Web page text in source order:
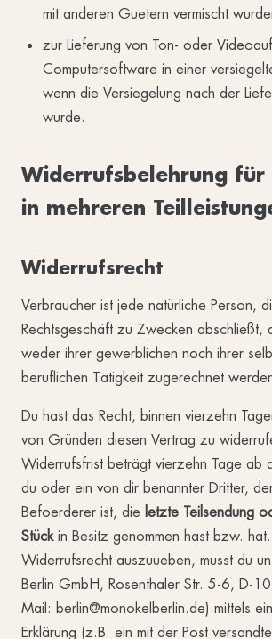
mit anderen Guetern vermischt
zur Lieferung von Ton- oder
Computersoftware in einer
wenn die Versiegelung nach der
wurde.
Widerrufsbelehrung für
in mehreren
Widerrufsrecht
Verbraucher ist jede natürliche Person,
Rechtsgeschäft zu Zwecken abschließt,
weder ihrer gewerblichen noch ihrer
beruflichen Tätigkeit zugerechnet
Du hast das Recht, binnen vierzehn
von Gründen diesen Vertrag zu
Widerrufsfrist beträgt vierzehn Tage ab
du oder ein von dir benannter Dritter,
Befoerderer ist, die letzte Teilsendung
Stückin Besitz genommen hast bzw.
Widerrufsrecht auszuueben, musst du
Berlin GmbH, Rosenthaler Str. 5-6, D-
Mail: berlin@monokelberlin.de) mittels
Erklärung (z.B. ein mit der Post